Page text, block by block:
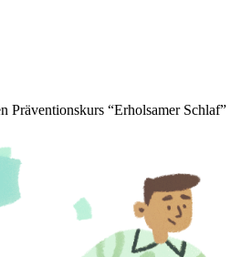
Präventionskurs “Erholsamer Schlaf”